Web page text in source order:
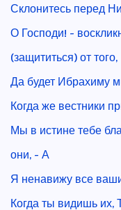
Склонитесь перед
О Господи! -
(защититься) от того,
Да будет Ибрахиму
Когда же вестники
Мы в истине тебе
они, - А
Я ненавижу все
Когда ты видишь их,